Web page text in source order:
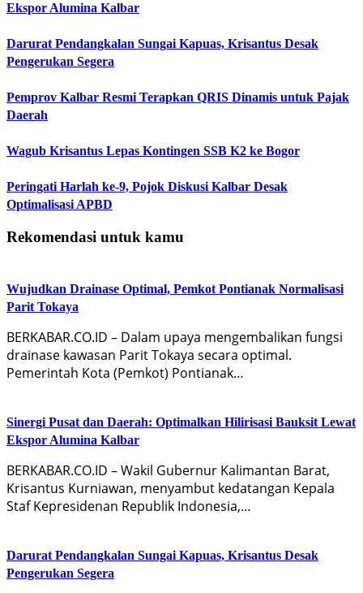
Ekspor Alumina Kalbar
Darurat Pendangkalan Sungai Kapuas, Krisantus Desak
Pengerukan Segera
Pemprov Kalbar Resmi Terapkan QRIS Dinamis untuk Pajak
Daerah
Wagub Krisantus Lepas Kontingen SSB K2 ke Bogor
Peringati Harlah ke-9, Pojok Diskusi Kalbar Desak
Optimalisasi APBD
Rekomendasi untuk kamu
Wujudkan Drainase Optimal, Pemkot Pontianak Normalisasi
Parit Tokaya
BERKABAR.CO.ID – Dalam upaya mengembalikan fungsi
drainase kawasan Parit Tokaya secara optimal.
Pemerintah Kota (Pemkot) Pontianak…
Sinergi Pusat dan Daerah: Optimalkan Hilirisasi Bauksit Lewat
Ekspor Alumina Kalbar
BERKABAR.CO.ID – Wakil Gubernur Kalimantan Barat,
Krisantus Kurniawan, menyambut kedatangan Kepala
Staf Kepresidenan Republik Indonesia,…
Darurat Pendangkalan Sungai Kapuas, Krisantus Desak
Pengerukan Segera